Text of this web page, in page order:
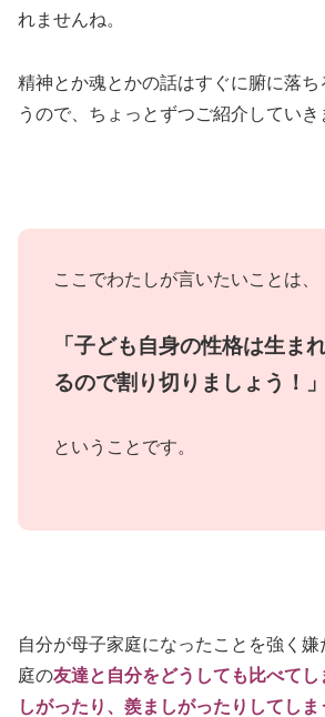
れませんね。
精神とか魂とかの話はすぐに腑に落
うので、ちょっとずつご紹介していき
ここでわたしが言いたいことは、
「子ども自身の性格は生ま
るので割り切りましょう！」
ということです。
自分が母子家庭になったことを強く
庭の友達と自分をどうしても比べて
しがったり、羨ましがったりしてしま